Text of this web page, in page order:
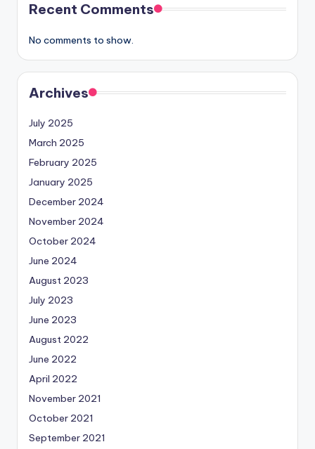
Recent Comments
No comments to show.
Archives
July 2025
March 2025
February 2025
January 2025
December 2024
November 2024
October 2024
June 2024
August 2023
July 2023
June 2023
August 2022
June 2022
April 2022
November 2021
October 2021
September 2021